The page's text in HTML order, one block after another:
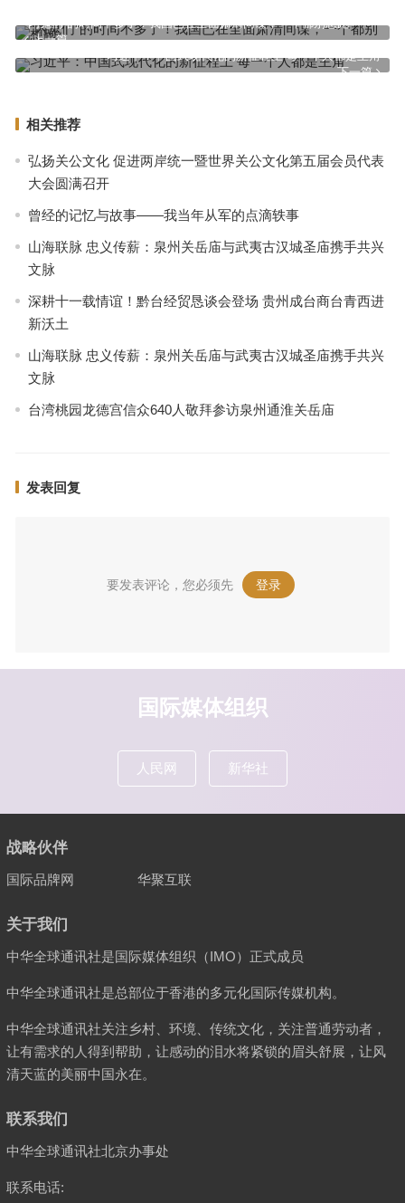
上一篇
“内鬼们”的时间不多了！我国已在全面肃清间谍，一个都别想跑
下一篇
习近平：中国式现代化的新征程上 每一个人都是主角
相关推荐
弘扬关公文化 促进两岸统一暨世界关公文化第五届会员代表
大会圆满召开
曾经的记忆与故事——我当年从军的点滴轶事
山海联脉 忠义传薪：泉州关岳庙与武夷古汉城圣庙携手共兴
文脉
深耕十一载情谊！黔台经贸恳谈会登场 贵州成台商台青西进
新沃土
山海联脉 忠义传薪：泉州关岳庙与武夷古汉城圣庙携手共兴
文脉
台湾桃园龙德宫信众640人敬拜参访泉州通淮关岳庙
发表回复
要发表评论，您必须先 登录 。
国际媒体组织
人民网 新华社
战略伙伴
国际品牌网 华聚互联
关于我们
中华全球通讯社是国际媒体组织（IMO）正式成员
中华全球通讯社是总部位于香港的多元化国际传媒机构。
中华全球通讯社关注乡村、环境、传统文化，关注普通劳动者，
让有需求的人得到帮助，让感动的泪水将紧锁的眉头舒展，让风
清天蓝的美丽中国永在。
联系我们
中华全球通讯社北京办事处
联系电话: